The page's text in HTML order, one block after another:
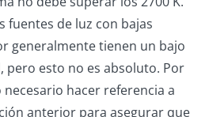
fuentes de luz con bajas
generalmente tienen un bajo
pero esto no es absoluto. Por
hacer referencia a
anterior para asegurar que